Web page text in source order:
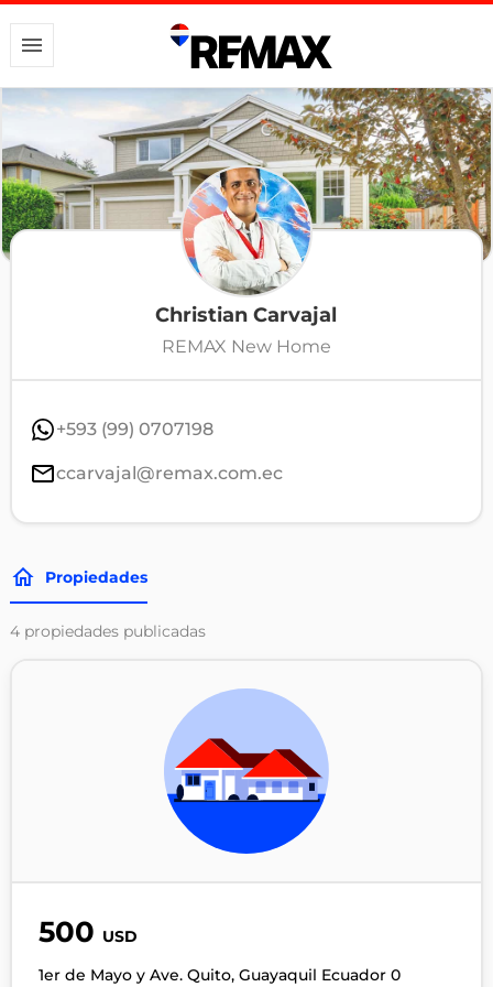
Christian Carvajal
REMAX New Home
+593 (99) 0707198
ccarvajal@remax.com.ec
Propiedades
4 propiedades publicadas
500 USD
1er de Mayo y Ave. Quito, Guayaquil Ecuador 0